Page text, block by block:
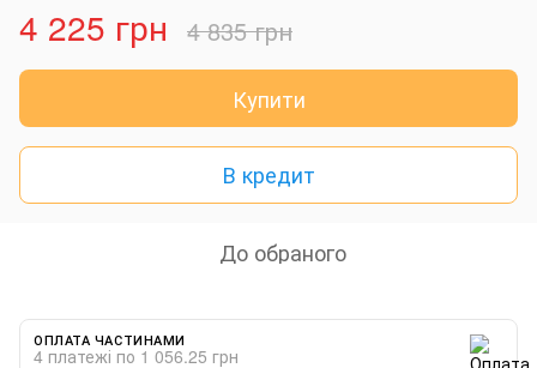
4 225 грн 4 835 грн
Купити
В кредит
До обраного
ОПЛАТА ЧАСТИНАМИ
4 платежі по 1 056.25 грн